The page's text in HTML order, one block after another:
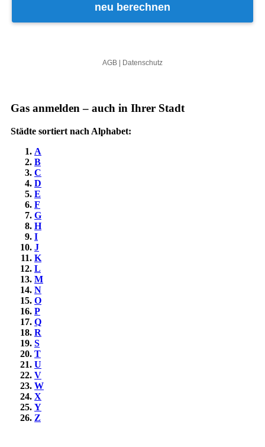
Gas anmelden – auch in Ihrer Stadt
Städte sortiert nach Alphabet:
A
B
C
D
E
F
G
H
I
J
K
L
M
N
O
P
Q
R
S
T
U
V
W
X
Y
Z